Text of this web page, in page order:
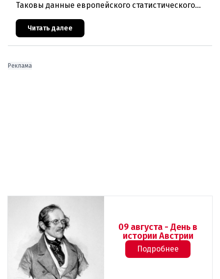
Таковы данные европейского статистического
агентства Eurostat за 2025 год. И хотя ситуация в
стране выглядит лучше ср
Читать далее
Реклама
09 августа - День в
истории Австрии
Подробнее